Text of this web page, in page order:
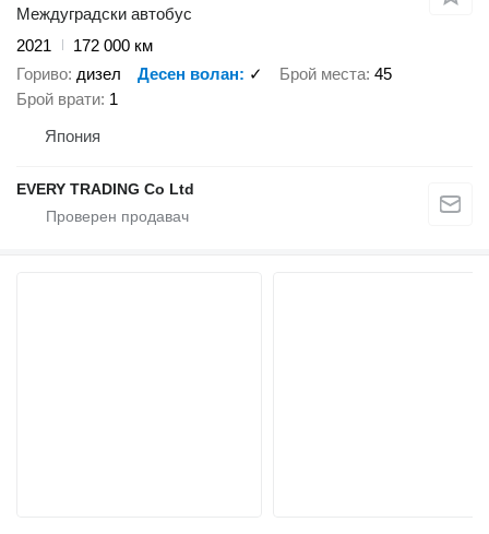
Междуградски автобус
2021
172 000 км
Гориво дизел Десен волан ✓ Брой места 45
Брой врати 1
Япония
EVERY TRADING Co Ltd